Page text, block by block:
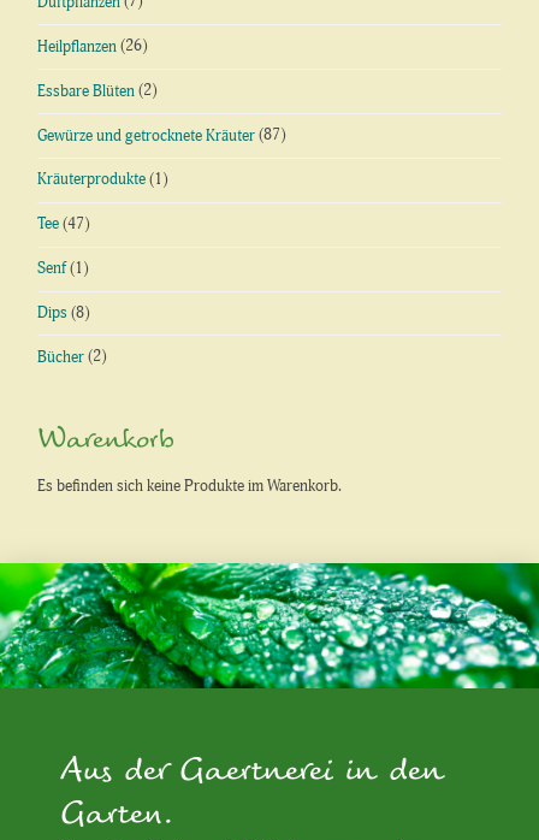
Heilpflanzen (26)
Essbare Blüten (2)
Gewürze und getrocknete Kräuter (87)
Kräuterprodukte (1)
Tee (47)
Senf(1)
Dips (8)
Bücher (2)
Warenkorb
Es befinden sich keine Produkte im Warenkorb.
Aus der Gaertnerei in den
Garten.